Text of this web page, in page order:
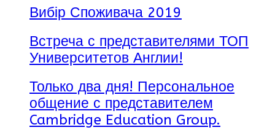
протяженностью более
значительная
возвышенностью
гарантирует снег с
Все желающие берут
уроки катания на
лыжах и на сноуборде
от начального до
Вибір Споживача 2019
Встреча с представителями ТОП
Университетов Англии!
Только два дня! Персональное
общение с представителем
Cambridge Education Group.